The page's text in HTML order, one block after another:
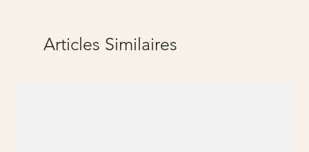
Articles Similaires